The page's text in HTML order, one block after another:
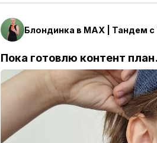
#Новости
#БлондинкаВТГ
Блондинка в MAX | Тандем с
Пока готовлю контент